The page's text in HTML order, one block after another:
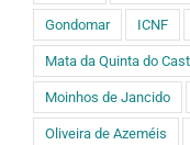
Gondomar ICNF
Mata da Quinta do
Moinhos de Jancido
Oliveira de Azeméis